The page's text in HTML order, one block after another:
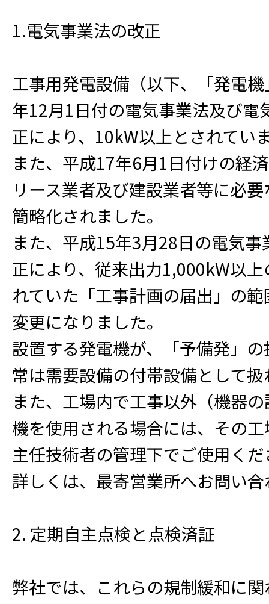
1.電気事業法の改正
工事用発電設備（以下、「発電
年12月1日付の電気事業法及び電
正により、10kW以上とされてい
また、平成17年6月1日付けの経
リース業者及び建設業者等に必
簡略化されました。
また、平成15年3月28日の電気
正により、従来出力1,000kW以
れていた「工事計画の届出」の
変更になりました。
設置する発電機が、「予備発」
常は需要設備の付帯設備として扱
また、工場内で工事以外（機器
機を使用される場合には、その
主任技術者の管理下でご使用く
詳しくは、最寄営業所へお問い
2. 定期自主点検と点検済証
弊社では、これらの規制緩和に